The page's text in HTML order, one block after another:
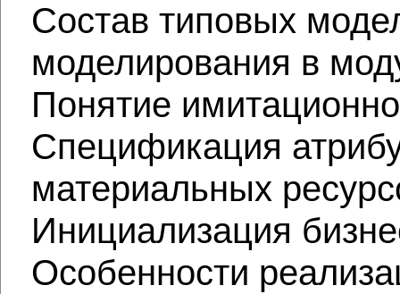
Состав типовых
моделирования в
Понятие
Спецификация
материальных
Инициализация
Особенности